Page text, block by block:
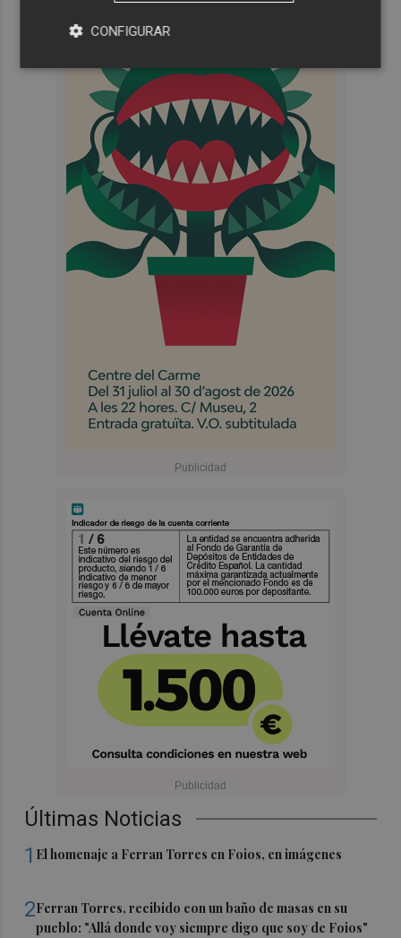
Últimas Noticias
1 El homenaje a Ferran Torres en Foios, en imágenes
2Ferran Torres, recibido con un baño de masas en su
pueblo: "Allá donde voy siempre digo que soy de Foios"
CONFIGURAR